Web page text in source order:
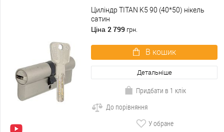
Циліндр TITAN K5 90 (40*50) нікель
сатин
Ціна 2 799 грн.
В кошик
Детальніше
Придбати в 1 клік
До порівняння
У обране